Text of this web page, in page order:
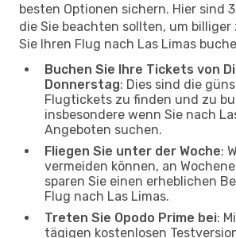
besten Optionen sichern. Hier sind
die Sie beachten sollten, um billiger
Sie Ihren Flug nach Las Limas
Buchen Sie Ihre Tickets von
Donnerstag: Dies sind die
Flugtickets zu finden und zu
insbesondere wenn Sie nach
Angeboten suchen.
Fliegen Sie unter der Woche:
vermeiden können, an
sparen Sie einen erheblichen
Flug nach Las Limas.
Treten Sie Opodo Prime bei:
tägigen kostenlosen